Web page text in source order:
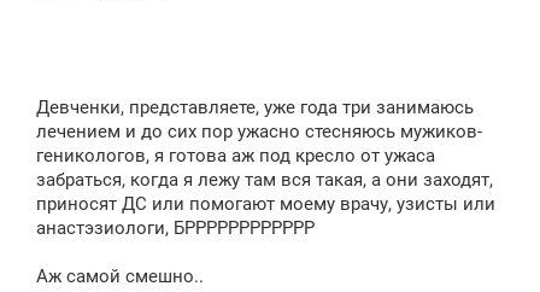
Девченки, представляете, уже года три занимаюсь
лечением и до сих пор ужасно стесняюсь мужиков-
геникологов, я готова аж под кресло от ужаса
забраться, когда я лежу там вся такая, а они заходят,
приносят ДС или помогают моему врачу, узисты или
анастэзиологи, БРРРРРРРРРРРР
Аж самой смешно..